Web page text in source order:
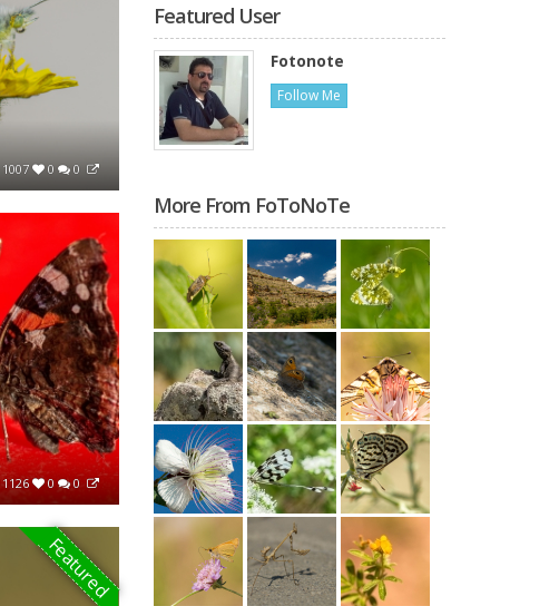
1007 0 0
1126 0 0
Featured
Featured User
Fotonote
Follow Me
More From FoToNoTe